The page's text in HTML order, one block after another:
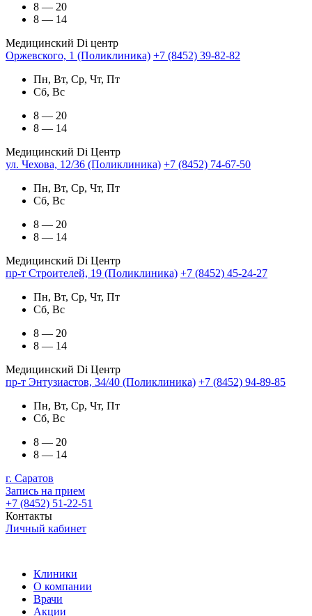
8 — 20
8 — 14
Медицинский Di центр
Оржевского, 1 (Поликлиника) +7 (8452) 39-82-82
Пн, Вт, Ср, Чт, Пт
Сб, Вс
8 — 20
8 — 14
Медицинский Di Центр
ул. Чехова, 12/36 (Поликлиника) +7 (8452) 74-67-50
Пн, Вт, Ср, Чт, Пт
Сб, Вс
8 — 20
8 — 14
Медицинский Di Центр
пр-т Строителей, 19 (Поликлиника) +7 (8452) 45-24-27
Пн, Вт, Ср, Чт, Пт
Сб, Вс
8 — 20
8 — 14
Медицинский Di Центр
пр-т Энтузиастов, 34/40 (Поликлиника) +7 (8452) 94-89-85
Пн, Вт, Ср, Чт, Пт
Сб, Вс
8 — 20
8 — 14
г. Саратов
Запись на прием
+7 (8452) 51-22-51
Контакты
Личный кабинет
Клиники
О компании
Врачи
Акции